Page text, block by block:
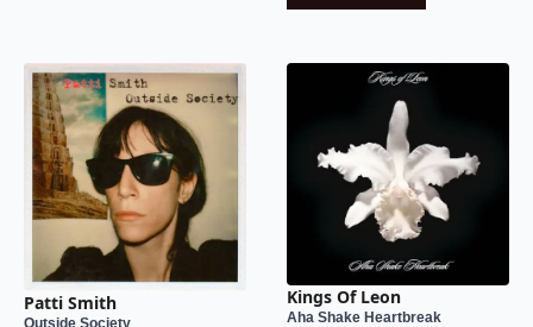
Patti Smith
Outside Society
Kings Of Leon
Aha Shake Heartbreak